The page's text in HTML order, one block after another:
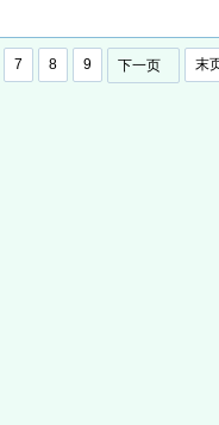
7 8 9 下一页 末